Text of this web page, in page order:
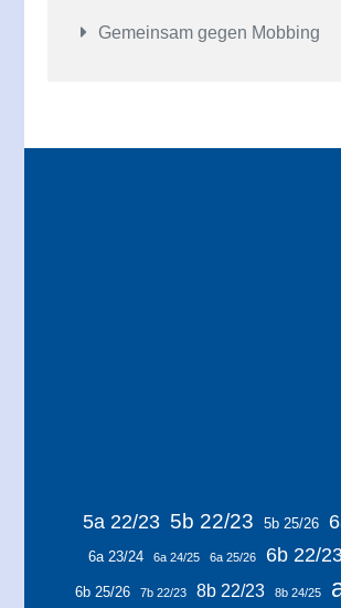
Gemeinsam gegen Mobbing
5a 22/23 5b 22/23 5b 25/26
6a 23/24 6a 24/25 6a 25/26 6b 22/
6b 25/26 7b 22/23 8b 22/23 8b 24/25